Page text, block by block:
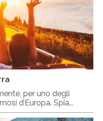
per uno degli
d’Europa. Spia...